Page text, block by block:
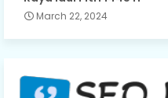
March 22, 2024